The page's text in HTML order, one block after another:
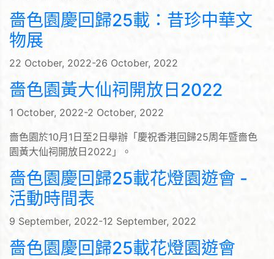
嗇色園慶回歸25載：昔珍中華文
物展
22 October, 2022-26 October, 2022
嗇色園黃大仙祠開放日2022
1 October, 2022-2 October, 2022
嗇色園於10月1日至2日舉辦「慶祝香港回歸25周年暨嗇色
園黃大仙祠開放日2022」。
嗇色園慶回歸25載花燈園遊會 -
活動時間表
9 September, 2022-12 September, 2022
嗇色園慶回歸25載花燈園遊會